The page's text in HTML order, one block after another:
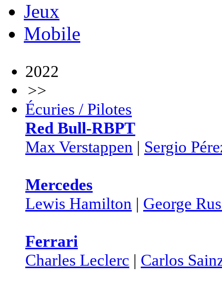
Jeux
Mobile
2022
>>
Écuries / Pilotes
Red Bull-RBPT
Max Verstappen | Sergio
Mercedes
Lewis Hamilton | George
Ferrari
Charles Leclerc | Carlos